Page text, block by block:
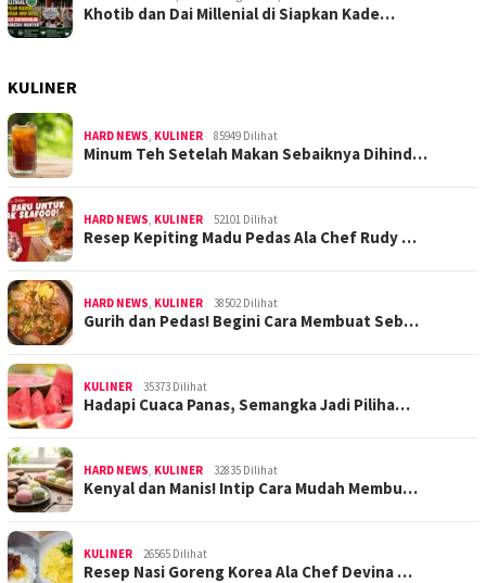
Khotib dan Dai Millenial di Siapkan Kade…
KULINER
HARD NEWS, KULINER 85949 Dilihat
Minum Teh Setelah Makan Sebaiknya Dihind…
HARD NEWS, KULINER 52101 Dilihat
Resep Kepiting Madu Pedas Ala Chef Rudy …
HARD NEWS, KULINER 38502 Dilihat
Gurih dan Pedas! Begini Cara Membuat Seb…
KULINER 35373 Dilihat
Hadapi Cuaca Panas, Semangka Jadi Piliha…
HARD NEWS, KULINER 32835 Dilihat
Kenyal dan Manis! Intip Cara Mudah Membu…
KULINER 26565 Dilihat
Resep Nasi Goreng Korea Ala Chef Devina …